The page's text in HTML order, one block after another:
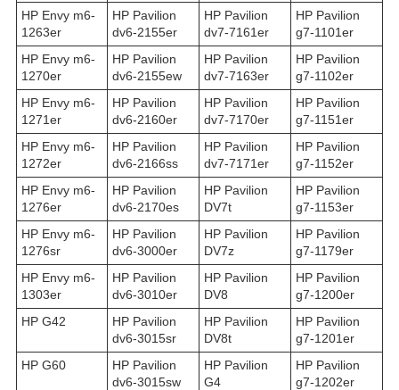
HP Envy m6-
1263er
HP Pavilion
dv6-2155er
HP Pavilion
dv7-7161er
HP Pavilion
g7-1101er
HP Envy m6-
1270er
HP Pavilion
dv6-2155ew
HP Pavilion
dv7-7163er
HP Pavilion
g7-1102er
HP Envy m6-
1271er
HP Pavilion
dv6-2160er
HP Pavilion
dv7-7170er
HP Pavilion
g7-1151er
HP Envy m6-
1272er
HP Pavilion
dv6-2166ss
HP Pavilion
dv7-7171er
HP Pavilion
g7-1152er
HP Envy m6-
1276er
HP Pavilion
dv6-2170es
HP Pavilion
DV7t
HP Pavilion
g7-1153er
HP Envy m6-
1276sr
HP Pavilion
dv6-3000er
HP Pavilion
DV7z
HP Pavilion
g7-1179er
HP Envy m6-
1303er
HP Pavilion
dv6-3010er
HP Pavilion
DV8
HP Pavilion
g7-1200er
HP G42
HP Pavilion
dv6-3015sr
HP Pavilion
DV8t
HP Pavilion
g7-1201er
HP G60
HP Pavilion
dv6-3015sw
HP Pavilion
G4
HP Pavilion
g7-1202er